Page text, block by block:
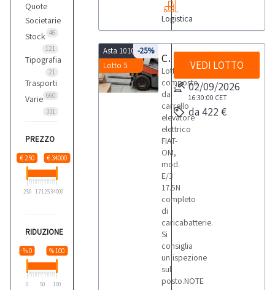
Quote
Societarie
46
Stock
121
Tipografia
21
Trasporti
660
Varie
331
PREZZO
€ 250 € 34000
250 1712534000
RIDUZIONE
% 0 % 100
0 50 100
Logistica
Asta 10103
Lotto 5
-25%
Carrello elevatore
Lotto
composto
da
carrello
elevatore
elettrico
FIAT-
OM,
mod.
E/3
17.5N
completo
di
caricabatterie.
Si
consiglia
un’ispezione
sul
posto.NOTE
VEDI LOTTO
02/09/2026
16:30:00 CET
da 422 €